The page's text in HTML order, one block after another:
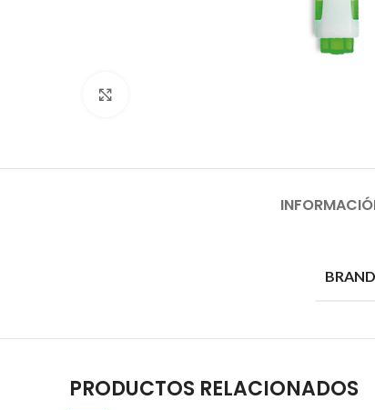
BRAND
PRODUCTOS RELACIONADOS